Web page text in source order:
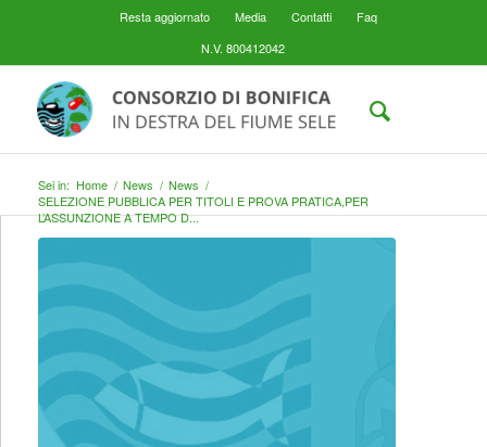
Resta aggiornato Media Contatti
Faq
N.V. 800412042
Sei in: Home / News / News /
SELEZIONE PUBBLICA PER TITOLI E PROVA PRATICA,PER
L’ASSUNZIONE A TEMPO D...